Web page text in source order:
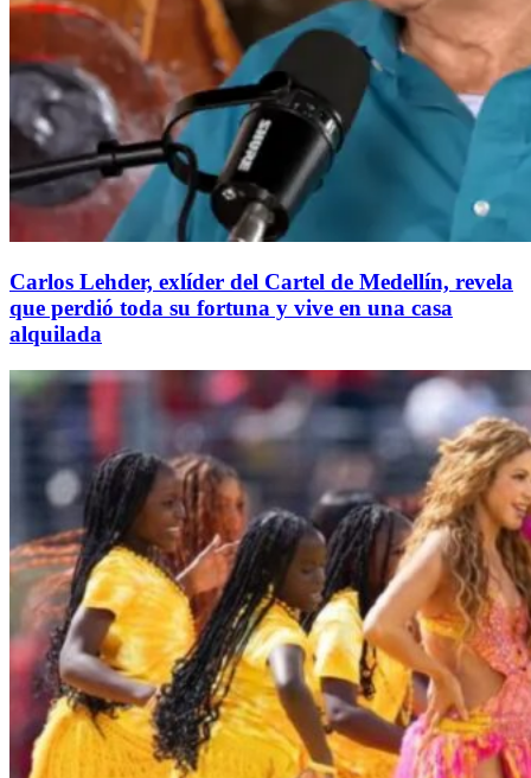
Carlos Lehder, exlíder del Cartel de Medellín, revela
que perdió toda su fortuna y vive en una casa
alquilada